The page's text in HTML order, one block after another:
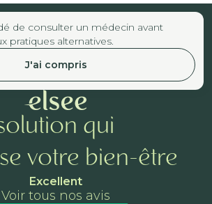
de consulter un médecin avant
pratiques alternatives.
J'ai compris
qui
votre bien-être
Excellent
Voir tous nos avis